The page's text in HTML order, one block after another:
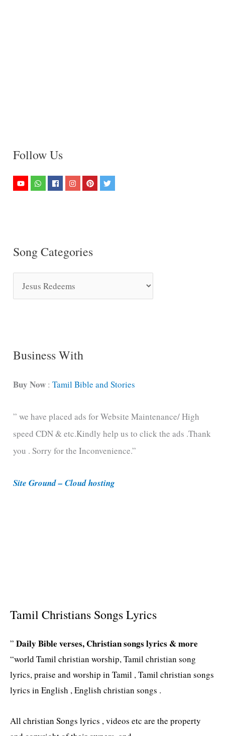
Follow Us
Song Categories
o
C
t
g
o
r
e
Business With
Buy Now :Tamil Bible and Stories
” we have placed ads for Website Maintenance/ High
speed CDN & etc.Kindly help us to click the ads .Thank
you . Sorry for the Inconvenience.”
Site Ground – Cloud hosting
Tamil Christians Songs Lyrics
” Daily Bible verses, Christian songs lyrics & more
“world Tamil christian worship, Tamil christian song
lyrics, praise and worship in Tamil , Tamil christian songs
lyrics in English , English christian songs .
All christian Songs lyrics , videos etc are the property